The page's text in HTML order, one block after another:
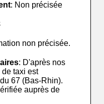
: Non précisée
non précisée.
: D'après nos
de taxi est
67 (Bas-Rhin).
auprès de